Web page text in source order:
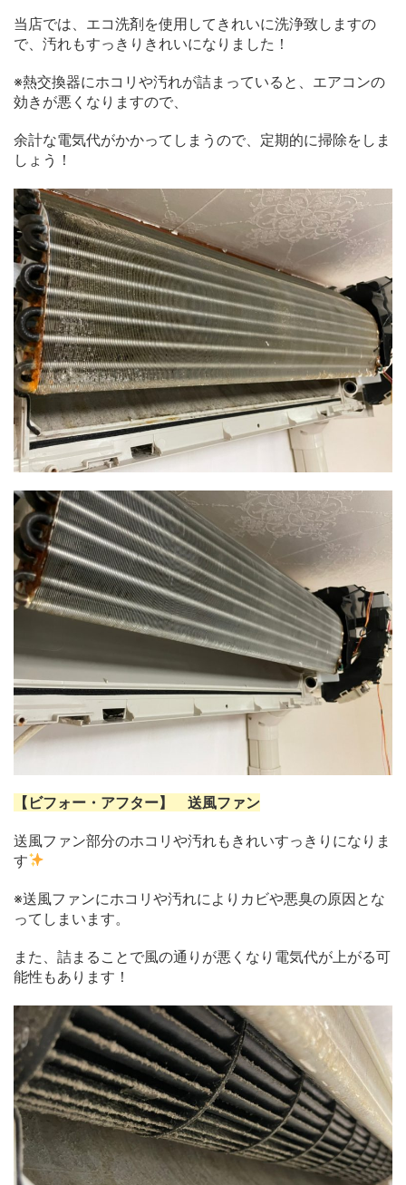
当店では、エコ洗剤を使用してきれいに洗浄致しますの
で、汚れもすっきりきれいになりました！
※熱交換器にホコリや汚れが詰まっていると、エアコンの
効きが悪くなりますので、
余計な電気代がかかってしまうので、定期的に掃除をしま
しょう！
【ビフォー・アフター】 送風ファン
送風ファン部分のホコリや汚れもきれいすっきりになりま
す
※送風ファンにホコリや汚れによりカビや悪臭の原因とな
ってしまいます。
また、詰まることで風の通りが悪くなり電気代が上がる可
能性もあります！